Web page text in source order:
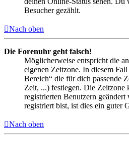
Besucher gezählt.
Nach oben
Die Forenuhr geht falsch!
Möglicherweise entspricht die
eigenen Zeitzone. In diesem
Bereich“ die für dich passende
Zeit, ...) festlegen. Die Zeitzone
registrierten Benutzern
registriert bist, ist dies ein guter
Nach oben